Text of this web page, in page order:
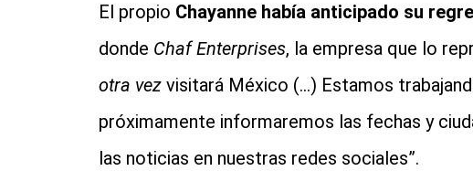
El propio Chayanne había anticipado su
donde Chaf Enterprises, la empresa que lo
otra vezvisitará México (...) Estamos
próximamente informaremos las fechas y
las noticias en nuestras redes sociales”.